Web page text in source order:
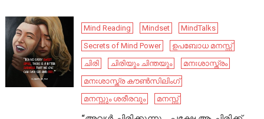
Mind Reading Mindset
MindTalks
Secrets of Mind Power
ഉപബോധ മനസ്സ്
ചിരി
ചിരിയും ചിന്തയും
മനഃശാസ്ത്രം
മനഃശാസ്ത്ര കൗൺസിലിംഗ്
മനസ്സും ശരീരവും
മനസ്സ്